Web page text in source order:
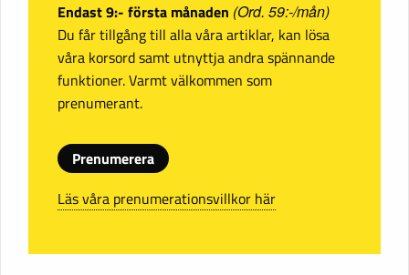
Endast 9:- första månaden (Ord. 59:-/mån)
Du får tillgång till alla våra artiklar, kan lösa
våra korsord samt utnyttja andra spännande
funktioner. Varmt välkommen som
prenumerant.
Prenumerera
Läs våra prenumerationsvillkor här